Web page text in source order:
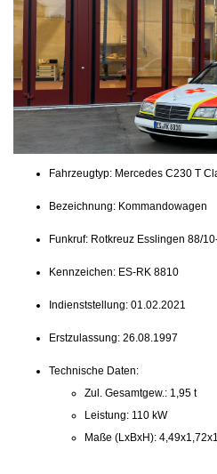
DAS DRK
ANGEBOTE
Fahrzeugtyp: Mercedes C230 T
Bezeichnung: Kommandowagen
Funkruf: Rotkreuz Esslingen 88/
Kennzeichen: ES-RK 8810
Indienststellung: 01.02.2021
Erstzulassung: 26.08.1997
Technische Daten:
Zul. Gesamtgew.: 1,95 t
Leistung: 110 kW
Maße (LxBxH):